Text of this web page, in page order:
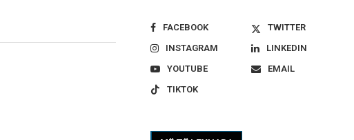
FACEBOOK
TWITTER
INSTAGRAM
LINKEDIN
YOUTUBE
EMAIL
TIKTOK